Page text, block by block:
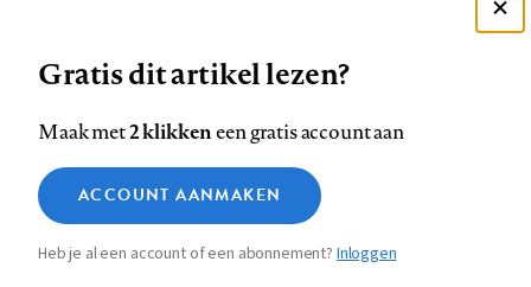
op
Facebook
op
LinkedIn
op
Bluesky
ons
op
InstagramYouTube
Footer
navigation
Contact Colofon Disclaimer Privacy
Medische vragen verdienen
betrouwbare antwoorden
Zie onze cookie policy
Analytische cookies
Marketing cookies
Gratis dit artikel lezen?
Maak met2 klikkeneen gratis account aan
ACCOUNT AANMAKEN
Heb je al een account of een abonnement?Inloggen